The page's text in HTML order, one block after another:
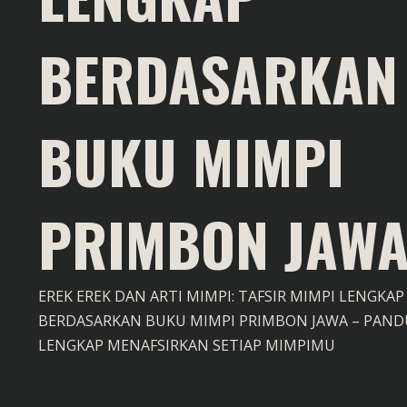
BERDASARKAN
BUKU MIMPI
PRIMBON JAWA
EREK EREK DAN ARTI MIMPI: TAFSIR MIMPI LENGKAP
BERDASARKAN BUKU MIMPI PRIMBON JAWA –
LENGKAP MENAFSIRKAN SETIAP MIMPIMU